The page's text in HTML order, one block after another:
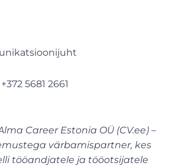
5681 2661
Career Estonia OÜ (CV.ee) –
värbamispartner, kes
tööandjatele ja tööotsijatele